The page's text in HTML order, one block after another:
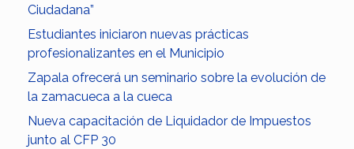
Ciudadana”
Estudiantes iniciaron nuevas prácticas
profesionalizantes en el Municipio
Zapala ofrecerá un seminario sobre la evolución de
la zamacueca a la cueca
Nueva capacitación de Liquidador de Impuestos
junto al CFP 30